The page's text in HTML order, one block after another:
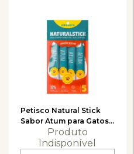
Petisco Natural Stick
Sabor Atum para Gatos
com 5 Unidades de 15g
Produto
Indisponível